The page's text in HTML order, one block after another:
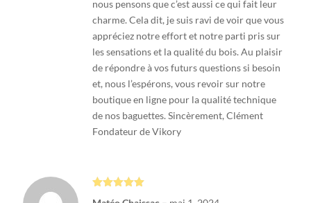
nous pensons que c’est aussi ce qui fait leur
charme. Cela dit, je suis ravi de voir que vous
appréciez notre effort et notre parti pris sur
les sensations et la qualité du bois. Au plaisir
de répondre à vos futurs questions si besoin
et, nous l’espérons, vous revoir sur notre
boutique en ligne pour la qualité technique
de nos baguettes. Sincèrement, Clément
Fondateur de Vikory